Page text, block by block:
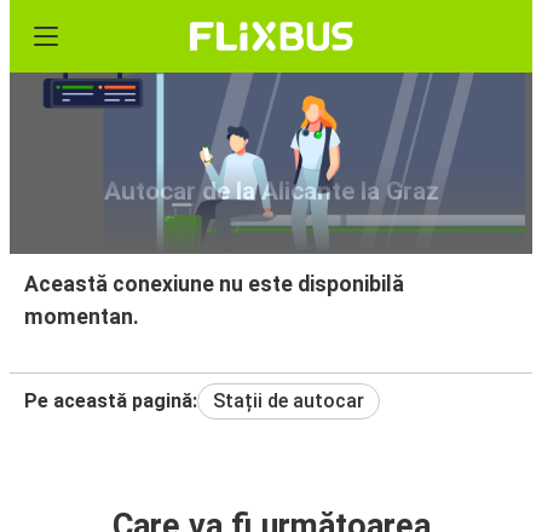
Autocar de la Alicante la Graz
Această conexiune nu este disponibilă
momentan.
Pe această pagină: Stații de autocar